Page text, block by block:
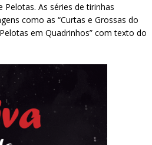
As séries de tirinhas
como as “Curtas e Grossas do
em Quadrinhos” com texto do